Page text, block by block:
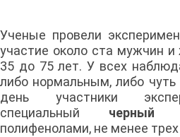
Ученые провели
участие около ста мужчин
35 до 75 лет. У всех
либо нормальным, либо
день участники
специальный черный
полифенолами, не менее